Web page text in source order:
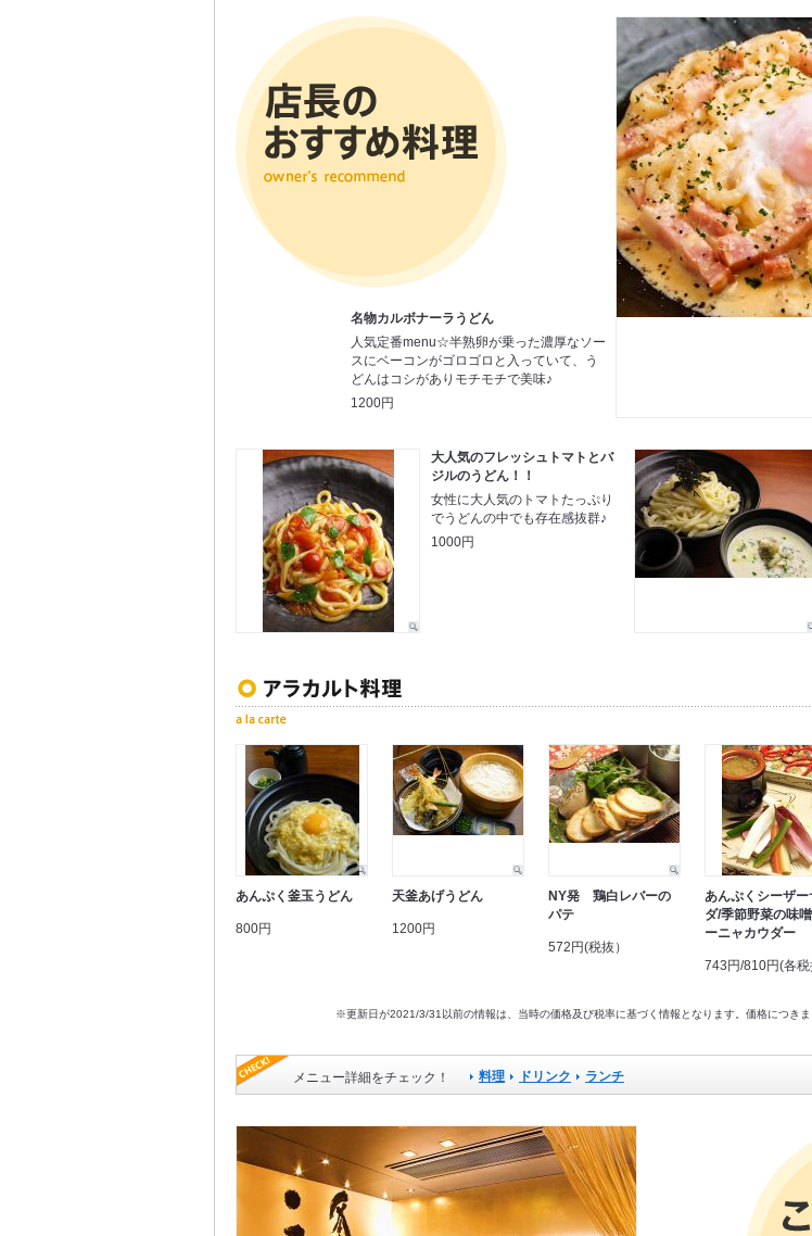
名物カルボナーラうどん
人気定番menu☆半熟卵が乗った濃厚なソー
スにベーコンがゴロゴロと入っていて、う
どんはコシがありモチモチで美味♪
1200円
大人気のフレッシュトマトとバ
ジルのうどん！！
女性に大人気のトマトたっぷり
でうどんの中でも存在感抜群♪
1000円
あんぷく釜玉うどん
800円
天釜あげうどん
1200円
NY発 鶏白レバーの
パテ
572円(税抜）
あんぷくシーザー
ダ/季節野菜の味
ーニャカウダー
743円/810円(各税
※更新日が2021/3/31以前の情報は、当時の価格及び税率に基づく情報となります。価格につきま
メニュー詳細をチェック！ 料理 ドリンク ランチ